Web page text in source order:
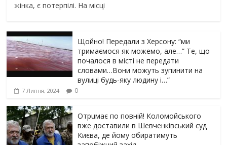
жінка, є потерпілі. На місці
Щойно! Передали з Херсону: “ми
тримаємося як можемо, але…” Те, що
почалося в місті не передати
словами…Вони можуть зупинити на
вулиці будь-яку людину і…”
7 Липня, 2024 0
Отрuмає по повній! Коломойського
вже доставили в Шевченківський суд
Києва, де йому обиратимуть